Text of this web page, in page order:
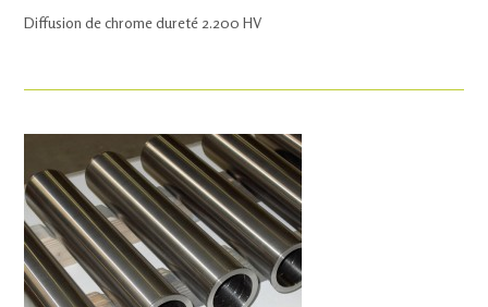
Diffusion de chrome dureté 2.200 HV